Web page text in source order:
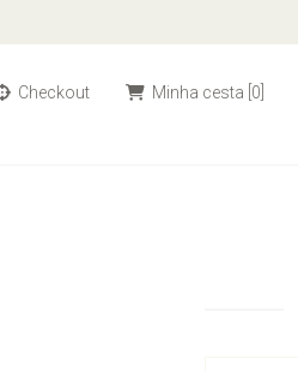
Checkout Minha cesta [0]